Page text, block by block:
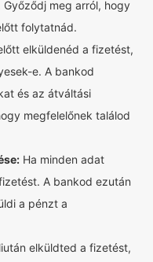
meg arról, hogy
folytatnád.
elküldenéd a fizetést,
e. A bankod
és az átváltási
megfelelőnek találod
Ha minden adat
A bankod ezután
a pénzt a
elküldted a fizetést,